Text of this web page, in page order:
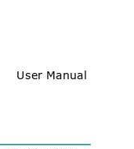
User Manual